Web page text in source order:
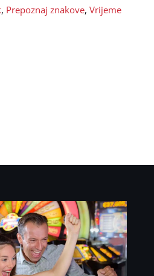
, Prepoznaj znakove, Vrijeme